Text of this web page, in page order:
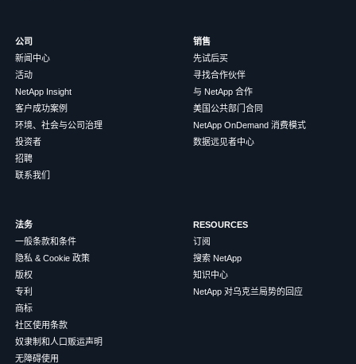
公司
新闻中心
活动
NetApp Insight
客户成功案例
环境、社会与公司治理
投资者
招聘
联系我们
销售
先试后买
寻找合作伙伴
与 NetApp 合作
美国公共部门合同
NetApp OnDemand 消费模式
数据远见者中心
法务
一般条款和条件
隐私 & Cookie 政策
版权
专利
商标
社区使用条款
奴隶制和人口贩运声明
无障碍使用
RESOURCES
订阅
搜索 NetApp
知识中心
NetApp 对乌克兰局势的回应